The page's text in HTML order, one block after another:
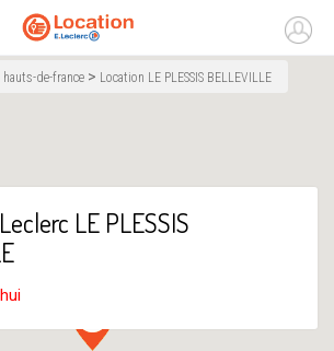
Accueil
hauts-de-france > Location LE PLESSIS BELLEVILLE
LE PLESSIS